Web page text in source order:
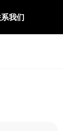
我们